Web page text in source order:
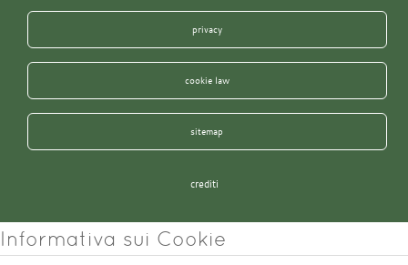
privacy
cookie law
sitemap
crediti
Informativa sui Cookie